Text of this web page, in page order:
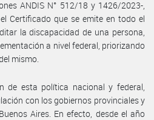
ANDIS N° 512/18 y 1426/2023-,
Certificado que se emite en todo el
la discapacidad de una persona,
a nivel federal, priorizando
mismo.
de esta política nacional y federal,
con los gobiernos provinciales y
Aires. En efecto, desde el año